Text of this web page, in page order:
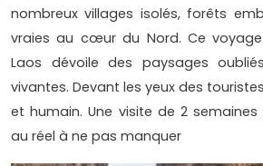
nombreux villages isolés, forêts
vraies au cœur du Nord. Ce
Laos dévoile des paysages
vivantes. Devant les yeux des
et humain. Une visite de 2
au réel à ne pas manquer